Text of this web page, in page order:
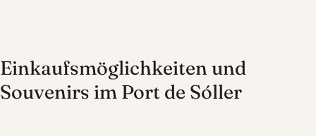
Einkaufsmöglichkeiten und
Souvenirs im Port de Sóller